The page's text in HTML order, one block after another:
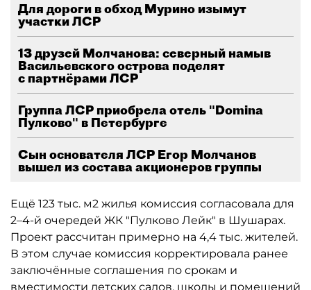
Для дороги в обход Мурино изымут
участки ЛСР
13 друзей Молчанова: северный намыв
Васильевского острова поделят
с партнёрами ЛСР
Группа ЛСР приобрела отель "Domina
Пулково" в Петербурге
Сын основателя ЛСР Егор Молчанов
вышел из состава акционеров группы
Ещё 123 тыс. м2 жилья комиссия согласовала для
2–4-й очередей ЖК "Пулково Лейк" в Шушарах.
Проект рассчитан примерно на 4,4 тыс. жителей.
В этом случае комиссия корректировала ранее
заключённые соглашения по срокам и
вместимости детских садов, школы и помещений